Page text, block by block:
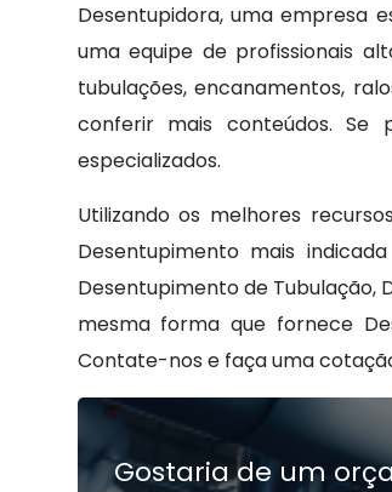
Desentupidora, uma empresa
uma equipe de profissionais
tubulações, encanamentos,
conferir mais conteúdos.
especializados.
Utilizando os melhores
Desentupimento mais
Desentupimento de Tubulação,
mesma forma que fornece
Contate-nos e faça uma
Gostaria de um